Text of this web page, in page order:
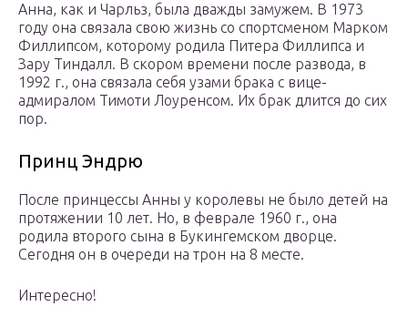
Анна, как и Чарльз, была дважды замужем. В 1973
году она связала свою жизнь со спортсменом Марком
Филлипсом, которому родила Питера Филлипса и
Зару Тиндалл. В скором времени после развода, в
1992 г., она связала себя узами брака с вице-
адмиралом Тимоти Лоуренсом. Их брак длится до сих
пор.
Принц Эндрю
После принцессы Анны у королевы не было детей на
протяжении 10 лет. Но, в феврале 1960 г., она
родила второго сына в Букингемском дворце.
Сегодня он в очереди на трон на 8 месте.
Интересно!